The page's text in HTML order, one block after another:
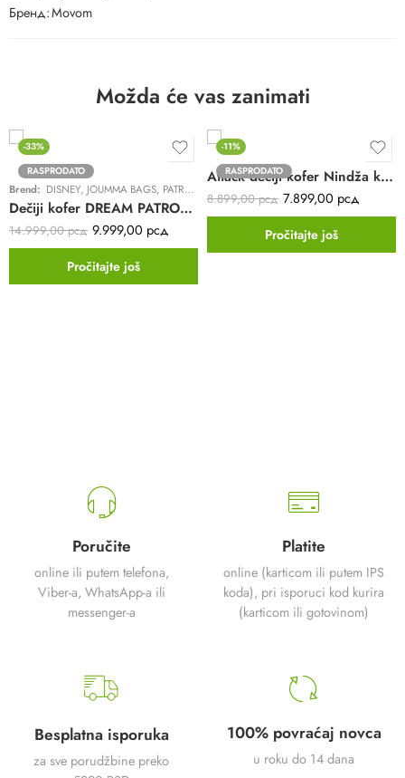
Бренд:Movom
Možda će vas zanimati
-33%
RASPRODATO
Brend: DISNEY, JOUMMA BAGS, PATROLNE ŠAPE
Dečiji kofer DREAM PATROL PATROLNE ŠAPE | tirkizni | 4 točkića | ABS
14.999,00рсд 9.999,00 рсд
Pročitajte još
-11%
RASPRODATO
Attack dečiji kofer Nindža kornjače | bela
8.899,00рсд 7.899,00 рсд
Pročitajte još
Poručite
online ili putem telefona,
Viber-a, WhatsApp-a ili
messenger-a
Platite
online (karticom ili putem IPS
koda), pri isporuci kod kurira
(karticom ili gotovinom)
Besplatna isporuka
za sve porudžbine preko
100% povraćaj novca
u roku do 14 dana